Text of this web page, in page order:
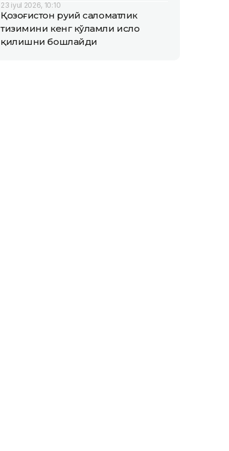
23 iyul 2026, 10:10
Қозоғистон руҳий саломатлик
тизимини кенг кўламли ислоҳ
қилишни бошлайди